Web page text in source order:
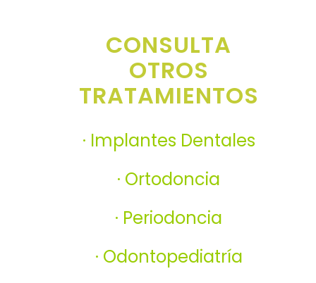
CONSULTA
OTROS
TRATAMIENTOS
· Implantes Dentales
· Ortodoncia
· Periodoncia
· Odontopediatría